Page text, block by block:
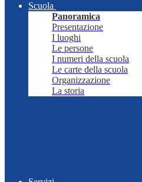
Scuola
Panoramica
Presentazione
I luoghi
Le persone
I numeri della scuola
Le carte della scuola
Organizzazione
La storia